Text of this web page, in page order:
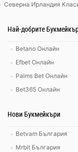
Северна Ирландия
Най-добрите
Betano Онлайн
Efbet Онлайн
Palms Bet Онлайн
Bet365 Онлайн
Нови Букмейкъри
Betvam България
Mrbit България